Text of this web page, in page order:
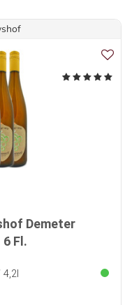
Demeter
Fl.